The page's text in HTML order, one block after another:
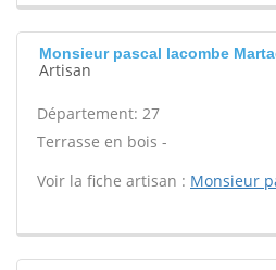
Monsieur pascal lacombe
Artisan
Département: 27
Terrasse en bois -
Voir la fiche artisan : Monsieur